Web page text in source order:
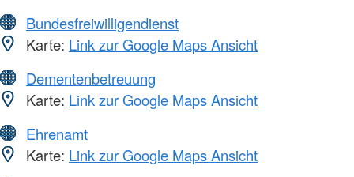
Bundesfreiwilligendienst
Karte: Link zur Google Maps Ansicht
Dementenbetreuung
Karte: Link zur Google Maps Ansicht
Ehrenamt
Karte: Link zur Google Maps Ansicht